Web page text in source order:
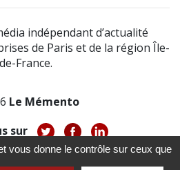
indépendant d’actualité
de Paris et de la région Île-
de-France.
Le Mémento
sur
vous donne le contrôle sur ceux que